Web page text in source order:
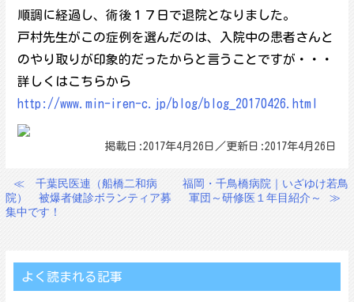
順調に経過し、術後１７日で退院となりました。
戸村先生がこの症例を選んだのは、入院中の患者さんと
のやり取りが印象的だったからと言うことですが・・・
詳しくはこちらから
http://www.min-iren-c.jp/blog/blog_20170426.html
掲載日:2017年4月26日／更新日:2017年4月26日
投
稿
≪
千葉民医連（船橋二和病
院） 被爆者健診ボランティア募
集中です！
福岡・千鳥橋病院｜いざゆけ若鳥
軍団～研修医１年目紹介～
≫
よく読まれる記事